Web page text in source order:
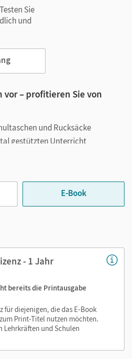
Testen Sie
und
vor – profitieren Sie von
und Rucksäcke
gestützten Unterricht
das Lehren und
E-Book
- 1 Jahr
bereits die Printausgabe
für diejenigen, die das E-Book
Print-Titel nutzen möchten.
Lehrkräften und Schulen